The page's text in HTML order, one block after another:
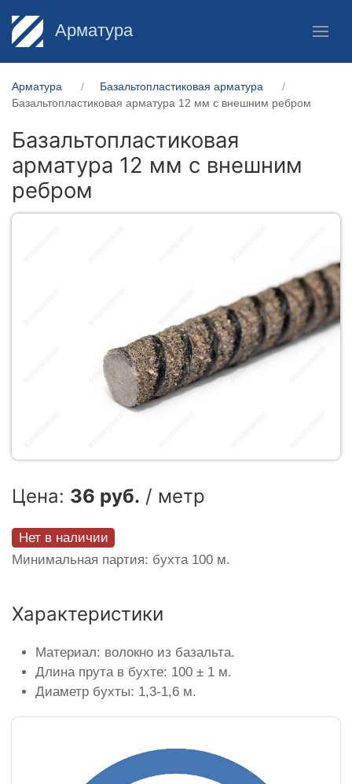
Арматура
Арматура
Базальтопластиковая арматура
Базальтопластиковая арматура 12 мм с внешним ребром
Базальтопластиковая
арматура 12 мм с внешним
ребром
Цена: 36 руб. / метр
Нет в наличии
Минимальная партия: бухта 100 м.
Характеристики
Материал: волокно из базальта.
Длина прута в бухте: 100 ± 1 м.
Диаметр бухты: 1,3-1,6 м.